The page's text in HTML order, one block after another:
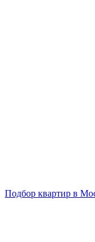
Подбор квартир в